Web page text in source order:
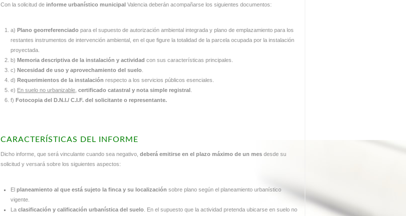
Con la solicitud deinforme urbanístico municipal Valencia deberán acompañarse los siguientes documentos:
a) Plano georreferenciado para el supuesto de autorización ambiental integrada y plano de emplazamiento para los
restantes instrumentos de intervención ambiental, en el que figure la totalidad de la parcela ocupada por la instalación
proyectada.
b) Memoria descriptiva de la instalación y actividad con sus características principales.
c) Necesidad de uso y aprovechamiento del suelo
d) Requerimientos de la instalación respecto a los servicios públicos esenciales.
e) En suelo no urbanizable ,certificado catastral y nota simple registral
f) Fotocopia del D.N.I./ C.I.F. del solicitante o representante.
CARACTERÍSTICAS DEL INFORME
Dicho informe, que será vinculante cuando sea negativo,deberá emitirse en el plazo máximo de un mesdesde su
solicitud y versará sobre los siguientes aspectos:
El planeamiento al que está sujeto la finca y su localización sobre plano según el planeamiento urbanístico
vigente.
Laclasificación y calificación urbanística del suelo . En el supuesto que la actividad pretenda ubicarse en suelo no